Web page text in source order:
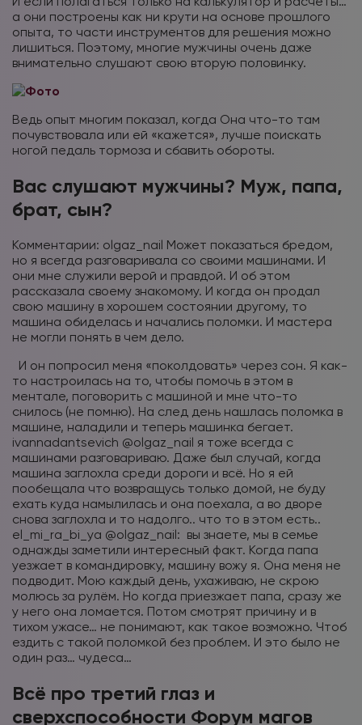
а они построены как ни крути на основе прошлого
опыта, то части инструментов для решения можно
лишиться. Поэтому, многие мужчины очень даже
внимательно слушают свою вторую половинку.
Ведь опыт многим показал, когда Она что-то там
почувствовала или ей «кажется», лучше поискать
ногой педаль тормоза и сбавить обороты.
Вас слушают мужчины? Муж, папа,
брат, сын?
Комментарии: olgaz_nail Может показаться бредом,
но я всегда разговаривала со своими машинами. И
они мне служили верой и правдой. И об этом
рассказала своему знакомому. И когда он продал
свою машину в хорошем состоянии другому, то
машина обиделась и начались поломки. И мастера
не могли понять в чем дело.
И он попросил меня «поколдовать» через сон. Я как-
то настроилась на то, чтобы помочь в этом в
ментале, поговорить с машиной и мне что-то
снилось (не помню). На след день нашлась поломка в
машине, наладили и теперь машинка бегает.
ivannadantsevich @olgaz_nail я тоже всегда с
машинами разговариваю. Даже был случай, когда
машина заглохла среди дороги и всё. Но я ей
пообещала что возвращусь только домой, не буду
ехать куда намылилась и она поехала, а во дворе
снова заглохла и то надолго.. что то в этом есть..
el_mi_ra_bi_ya @olgaz_nail: вы знаете, мы в семье
однажды заметили интересный факт. Когда папа
уезжает в командировку, машину вожу я. Она меня не
подводит. Мою каждый день, ухаживаю, не скрою
молюсь за рулём. Но когда приезжает папа, сразу же
у него она ломается. Потом смотрят причину и в
тихом ужасе… не понимают, как такое возможно. Чтоб
ездить с такой поломкой без проблем. И это было не
один раз… чудеса…
Всё про третий глаз и
сверхспособности Форум магов